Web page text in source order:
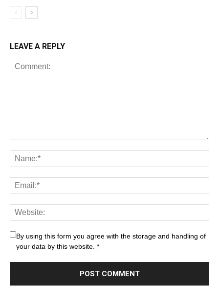
LEAVE A REPLY
By using this form you agree with the storage and handling of
your data by this website. *